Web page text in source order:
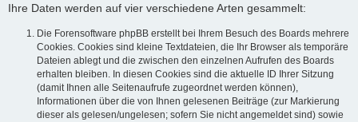
Ihre Daten werden auf vier verschiedene Arten gesammelt:
Die Forensoftware phpBB erstellt bei Ihrem Besuch des Boards mehrere
Cookies. Cookies sind kleine Textdateien, die Ihr Browser als temporäre
Dateien ablegt und die zwischen den einzelnen Aufrufen des Boards
erhalten bleiben. In diesen Cookies sind die aktuelle ID Ihrer Sitzung
(damit Ihnen alle Seitenaufrufe zugeordnet werden können),
Informationen über die von Ihnen gelesenen Beiträge (zur Markierung
dieser als gelesen/ungelesen; sofern Sie nicht angemeldet sind) sowie